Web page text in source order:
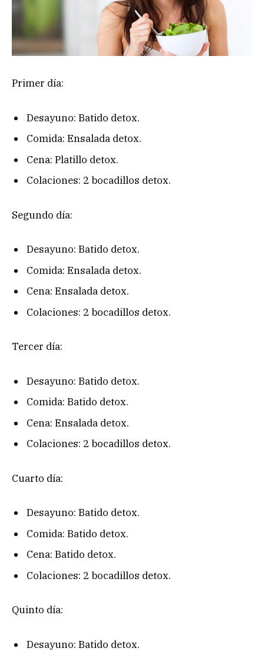
Primer día:
Desayuno: Batido detox.
Comida: Ensalada detox.
Cena: Platillo detox.
Colaciones: 2 bocadillos detox.
Segundo día:
Desayuno: Batido detox.
Comida: Ensalada detox.
Cena: Ensalada detox.
Colaciones: 2 bocadillos detox.
Tercer día:
Desayuno: Batido detox.
Comida: Batido detox.
Cena: Ensalada detox.
Colaciones: 2 bocadillos detox.
Cuarto día:
Desayuno: Batido detox.
Comida: Batido detox.
Cena: Batido detox.
Colaciones: 2 bocadillos detox.
Quinto día:
Desayuno: Batido detox.